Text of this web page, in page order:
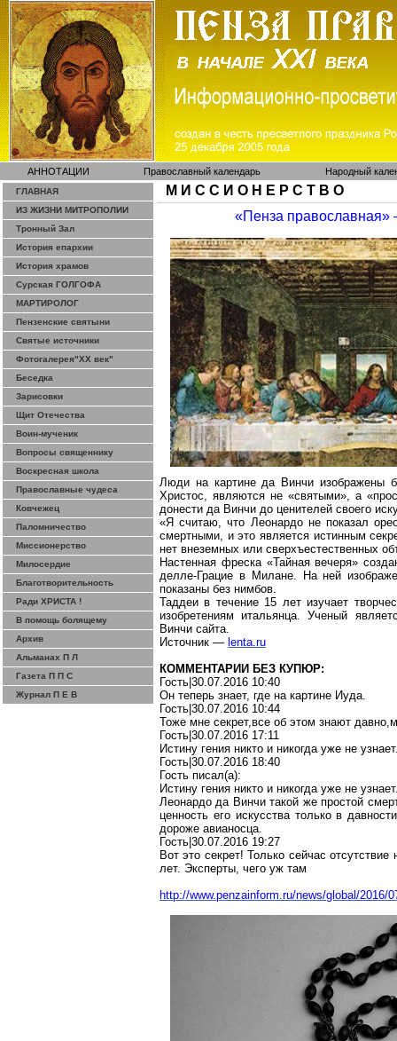
АННОТАЦИИ Православный календарь Народный
ГЛАВНАЯ
ИЗ ЖИЗНИ МИТРОПОЛИИ
Тронный Зал
История епархии
История храмов
Сурская ГОЛГОФА
МАРТИРОЛОГ
Пензенские святыни
Святые источники
Фотогалерея"ХХ век"
Беседка
Зарисовки
Щит Отечества
Воин-мученик
Вопросы священнику
Воскресная школа
Православные чудеса
Ковчежец
Паломничество
Миссионерство
Милосердие
Благотворительность
Ради ХРИСТА !
В помощь болящему
Архив
Альманах П Л
Газета П П С
Журнал П Е В
М И С С И О Н Е Р С Т В О
«Пенза православная»
Люди на картине да Винчи изображены
Христос, являются не «святыми», а
донести да Винчи до ценителей своего
«Я считаю, что Леонардо не показал
смертными, и это является истинным
нет внеземных или сверхъестественных
Настенная фреска «Тайная вечеря»
делле-Грацие в Милане. На ней
показаны без нимбов.
Таддеи в течение 15 лет изучает
изобретениям итальянца. Ученый
Винчи сайта.
Источник — lenta.ru
КОММЕНТАРИИ БЕЗ КУПЮР:
Гость|30.07.2016 10:40
Он теперь знает, где на картине Иуда.
Гость|30.07.2016 10:44
Тоже мне секрет,все об этом знают
Гость|30.07.2016 17:11
Истину гения никто и никогда уже не
Гость|30.07.2016 18:40
Гость писал(a):
Истину гения никто и никогда уже не
Леонардо да Винчи такой же простой
ценность его искусства только в
дороже авианосца.
Гость|30.07.2016 19:27
Вот это секрет! Только сейчас
лет. Эксперты, чего уж там
http://www.penzainform.ru/news/global/